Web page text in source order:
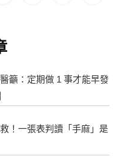
籲：定期做 1 事才能早發
！一張表判讀「手麻」是